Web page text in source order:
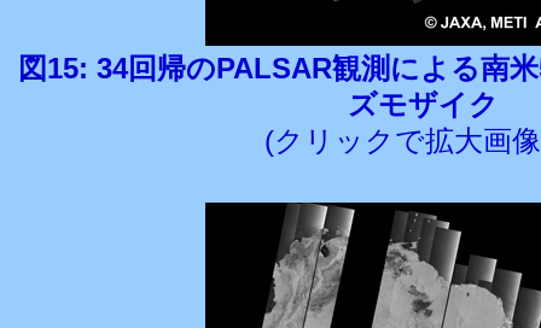
図15: 34回帰のPALSAR観測による南
ズモザイク
(クリックで拡大画